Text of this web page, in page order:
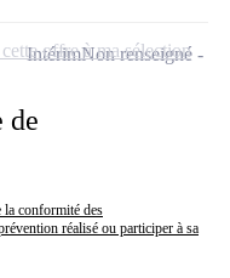
de
conformité des
réalisé ou participer à sa
IntérimNon renseigné
offre à ma sélection